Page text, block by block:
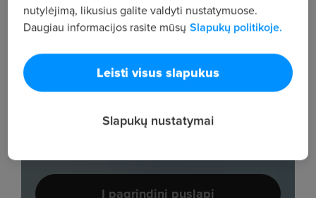
nutylėjimą, likusius galite valdyti nustatymuose.
Daugiau informacijos rasite mūsų Slapukų politikoje.
Leisti visus slapukus
Slapukų nustatymai